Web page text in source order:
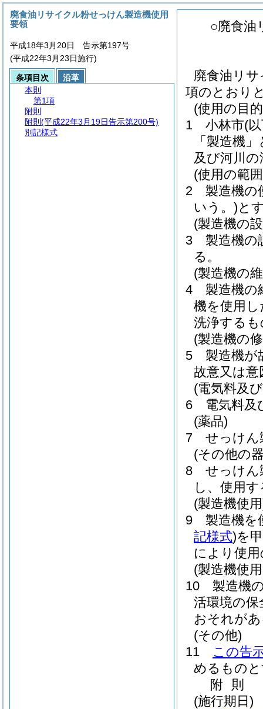
○廃食油
廃食油リ
項のとおり
(使用の目
1 小林市(
「製造機
及び河川
(使用の範
2 製造機の
いう。)と
(製造機の
3 製造機の
る。
(製造機の
4 製造機の
機を使用
洗浄する
(製造機の
5 製造機が
故意又は
(電気料及
6 電気料及
(薬品)
7 せっけん
(その他の
8 せっけん
し、使用
(製造機使
9 製造機を
記様式)を
により使
(製造機使
10 製造機の
活環境の
おそれが
(その他)
11 この告
めるもの
附 則
(施行期日)
廃食油リサイクル粉せっけん製造機使用
要領
平成18年3月20日 告示第197号
(平成22年3月23日施行)
条項目次
沿革
本則
第1項
附則
附則 (平成22年3月19日告示第200号)
別記様式